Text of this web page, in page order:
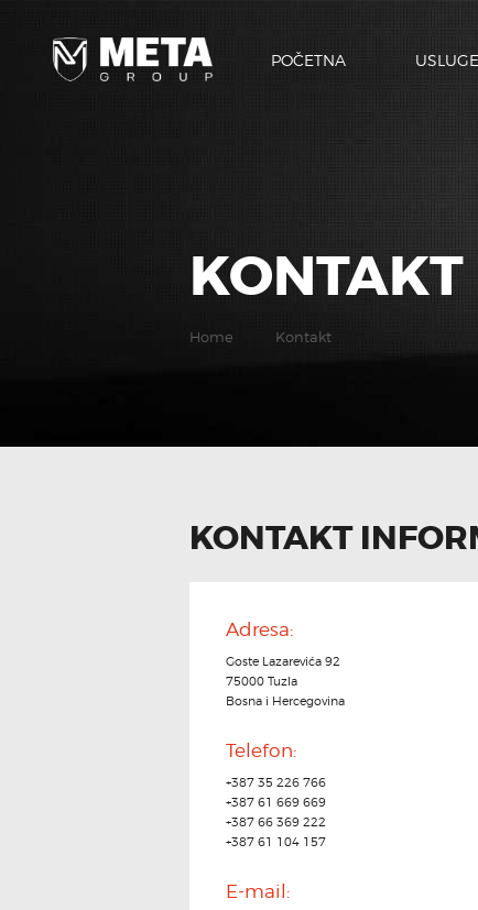
POČETNA USLUGE
KONTAKT
Home Kontakt
KONTAKT
Adresa:
Goste Lazarevića 92
75000 Tuzla
Bosna i Hercegovina
Telefon:
+387 35 226 766
+387 61 669 669
+387 66 369 222
+387 61 104 157
E-mail: